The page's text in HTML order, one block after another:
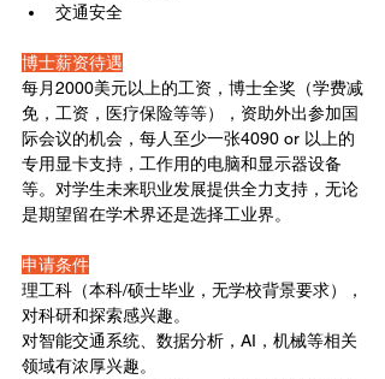
交通安全
博士薪资待遇
每月2000美元以上的工资，博士全奖（学费减
免，工资，医疗保险等等），资助外出参加国
际会议的机会，每人至少一张4090 or 以上的
专用显卡支持，工作用的电脑和显示器设备
等。对学生未来职业发展提供全力支持，无论
是期望留在学术界还是选择工业界。
申请条件
理工科（本科/硕士毕业，无学校背景要求），
对科研和探索感兴趣。
对智能交通系统、数据分析，AI，机械等相关
领域有浓厚兴趣。